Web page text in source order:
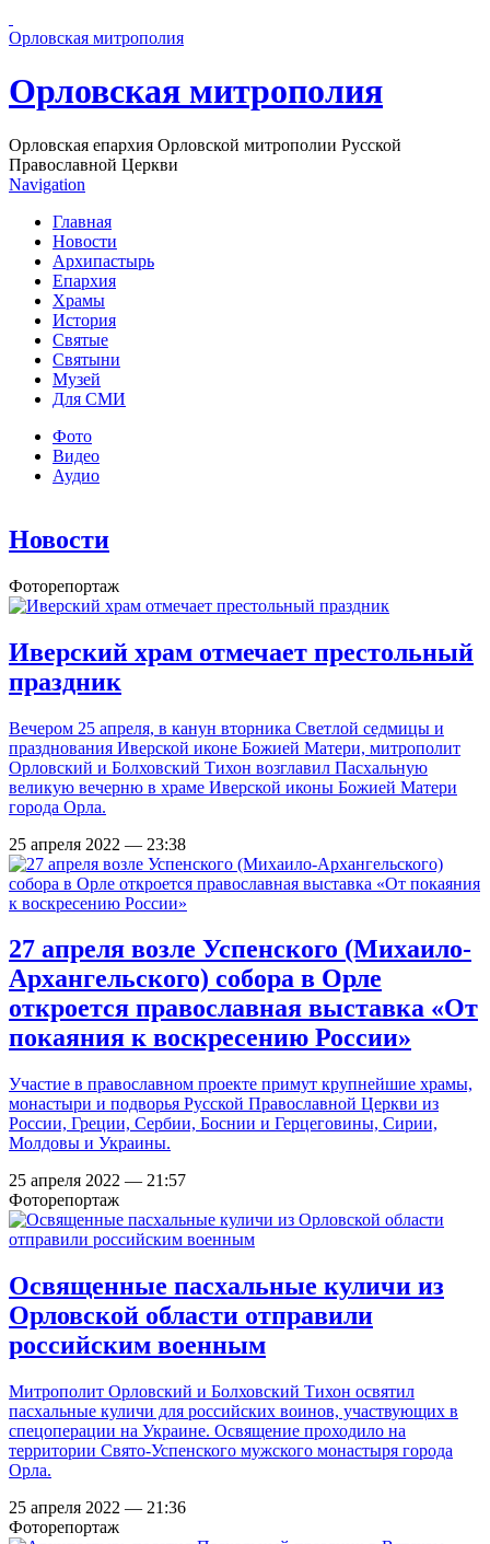
Орловская митрополия
Орловская митрополия
Орловская епархия Орловской митрополии Русской
Православной Церкви
Navigation
Главная
Новости
Архипастырь
Епархия
Храмы
История
Святые
Святыни
Музей
Для СМИ
Фото
Видео
Аудио
Новости
Фоторепортаж
Иверский храм отмечает престольный
праздник
Вечером 25 апреля, в канун вторника Светлой седмицы и
празднования Иверской иконе Божией Матери, митрополит
Орловский и Болховский Тихон возглавил Пасхальную
великую вечерню в храме Иверской иконы Божией Матери
города Орла.
25 апреля 2022 — 23:38
27 апреля возле Успенского (Михаило-
Архангельского) собора в Орле
откроется православная выставка «От
покаяния к воскресению России»
Участие в православном проекте примут крупнейшие храмы,
монастыри и подворья Русской Православной Церкви из
России, Греции, Сербии, Боснии и Герцеговины, Сирии,
Молдовы и Украины.
25 апреля 2022 — 21:57
Фоторепортаж
Освященные пасхальные куличи из
Орловской области отправили
российским военным
Митрополит Орловский и Болховский Тихон освятил
пасхальные куличи для российских воинов, участвующих в
спецоперации на Украине. Освящение проходило на
территории Свято-Успенского мужского монастыря города
Орла.
25 апреля 2022 — 21:36
Фоторепортаж